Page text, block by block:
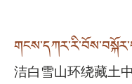
洁白雪山环绕藏土